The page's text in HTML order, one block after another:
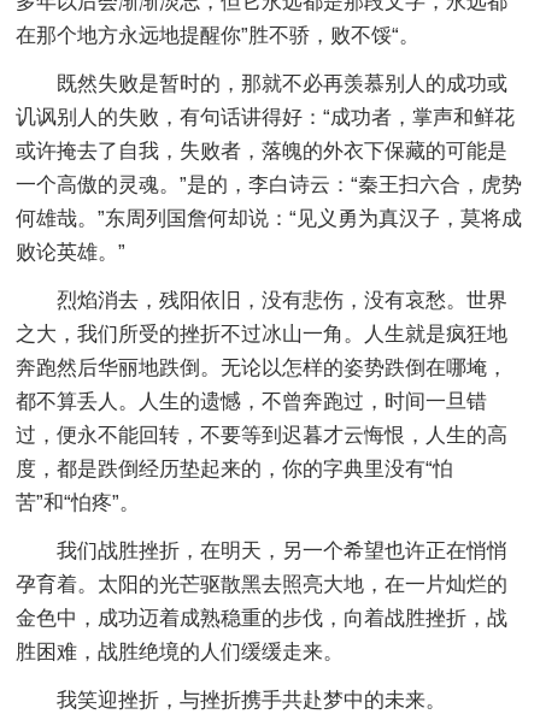
在那个地方永远地提醒你”胜不骄，败不馁“。
既然失败是暂时的，那就不必再羡慕别人的成功或
讥讽别人的失败，有句话讲得好：“成功者，掌声和鲜花
或许掩去了自我，失败者，落魄的外衣下保藏的可能是
一个高傲的灵魂。”是的，李白诗云：“秦王扫六合，虎势
何雄哉。”东周列国詹何却说：“见义勇为真汉子，莫将成
败论英雄。”
烈焰消去，残阳依旧，没有悲伤，没有哀愁。世界
之大，我们所受的挫折不过冰山一角。人生就是疯狂地
奔跑然后华丽地跌倒。无论以怎样的姿势跌倒在哪埯，
都不算丢人。人生的遗憾，不曾奔跑过，时间一旦错
过，便永不能回转，不要等到迟暮才云悔恨，人生的高
度，都是跌倒经历垫起来的，你的字典里没有“怕
苦”和“怕疼”。
我们战胜挫折，在明天，另一个希望也许正在悄悄
孕育着。太阳的光芒驱散黑去照亮大地，在一片灿烂的
金色中，成功迈着成熟稳重的步伐，向着战胜挫折，战
胜困难，战胜绝境的人们缓缓走来。
我笑迎挫折，与挫折携手共赴梦中的未来。